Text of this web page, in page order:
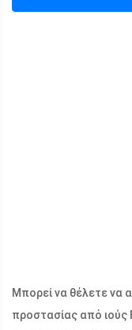
Μπορεί να θέλετε να
προστασίας από